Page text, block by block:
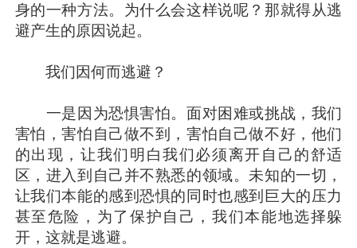
身的一种方法。为什么会这样说呢？那就得从逃
避产生的原因说起。
我们因何而逃避？
一是因为恐惧害怕。面对困难或挑战，我们
害怕，害怕自己做不到，害怕自己做不好，他们
的出现，让我们明白我们必须离开自己的舒适
区，进入到自己并不熟悉的领域。未知的一切，
让我们本能的感到恐惧的同时也感到巨大的压力
甚至危险，为了保护自己，我们本能地选择躲
开，这就是逃避。